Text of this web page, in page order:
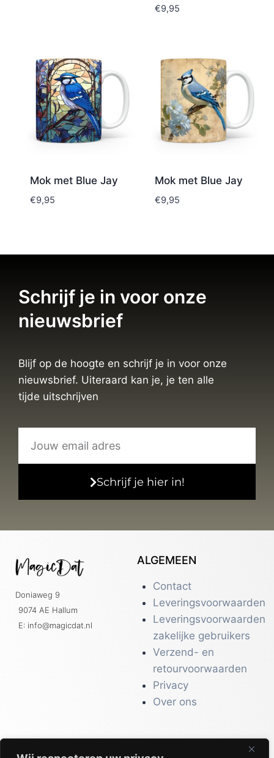
€9,95
Mok met Blue Jay
€9,95
Mok met Blue Jay
€9,95
Schrijf je in voor onze
nieuwsbrief
Blijf op de hoogte en schrijf je in voor onze
nieuwsbrief. Uiteraard kan je, je ten alle
tijde uitschrijven
Schrijf je hier in!
Doniaweg 9
9074 AE Hallum
E: info@magicdat.nl
ALGEMEEN
Contact
Leveringsvoorwaarden
Leveringsvoorwaarden
zakelijke gebruikers
Verzend- en
retourvoorwaarden
Privacy
Over ons